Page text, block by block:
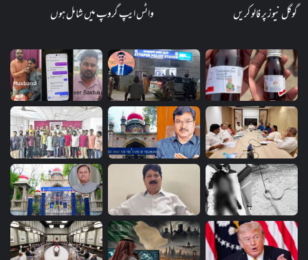
گوگل نیوز پر فالو کریں
واٹس ایپ گروپ میں شامل ہوں